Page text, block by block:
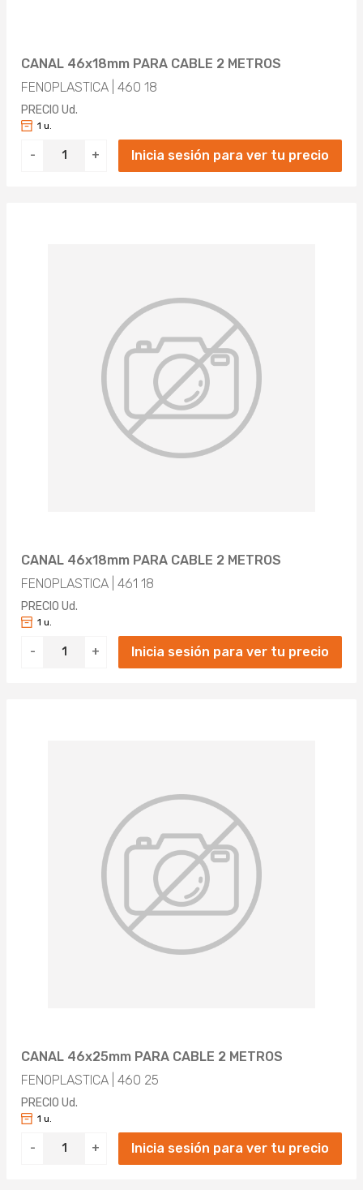
CANAL 46x18mm PARA CABLE 2 METROS
FENOPLASTICA | 460 18
PRECIO Ud.
- +
1 u.
Inicia sesión para ver tu precio
CANAL 46x18mm PARA CABLE 2 METROS
FENOPLASTICA | 461 18
PRECIO Ud.
- +
1 u.
Inicia sesión para ver tu precio
CANAL 46x25mm PARA CABLE 2 METROS
FENOPLASTICA | 460 25
PRECIO Ud.
- +
1 u.
Inicia sesión para ver tu precio